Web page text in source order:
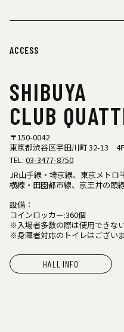
ACCESS
SHIBUYA
CLUB
〒150-0042
東京都渋谷区宇田川町 32-13 4F
TEL: 03-3477-8750
JR山手線・埼京線、東京メト
横線・田園都市線、京王井の頭
設備：
コインロッカー:360個
※入場者多数の際は使用できな
※身障者対応のトイレはござい
HALL INFO